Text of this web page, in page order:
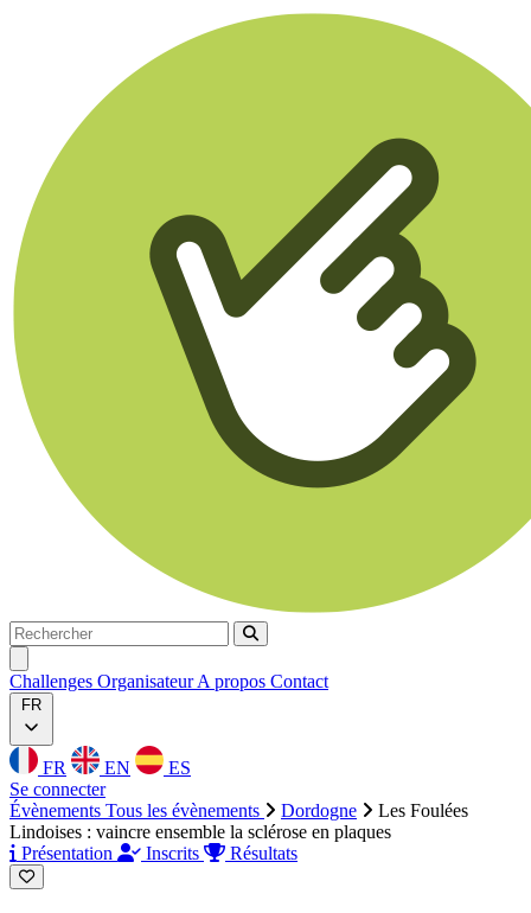
Rechercher
Rechercher
Challenges OrganisateurA propos Contact
FR
FR EN
ES
Se connecter
Évènements Tous les évènements Dordogne
Les Foulées
Lindoises : vaincre ensemble la sclérose en plaques
Présentation
Inscrits Résultats